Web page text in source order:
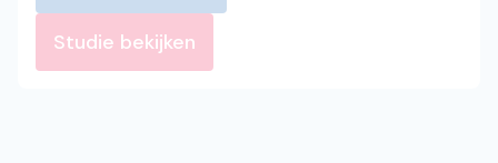
Studie bekijken